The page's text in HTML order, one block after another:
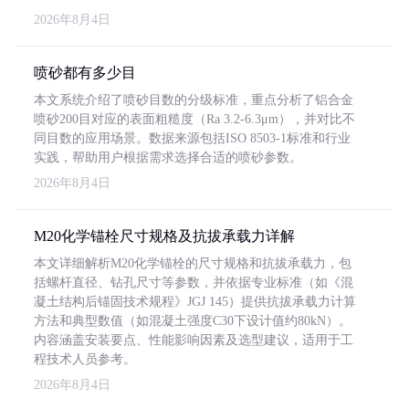
2026年8月4日
喷砂都有多少目
本文系统介绍了喷砂目数的分级标准，重点分析了铝合金
喷砂200目对应的表面粗糙度（Ra 3.2-6.3μm），并对比不
同目数的应用场景。数据来源包括ISO 8503-1标准和行业
实践，帮助用户根据需求选择合适的喷砂参数。
2026年8月4日
M20化学锚栓尺寸规格及抗拔承载力详解
本文详细解析M20化学锚栓的尺寸规格和抗拔承载力，包
括螺杆直径、钻孔尺寸等参数，并依据专业标准（如《混
凝土结构后锚固技术规程》JGJ 145）提供抗拔承载力计算
方法和典型数值（如混凝土强度C30下设计值约80kN）。
内容涵盖安装要点、性能影响因素及选型建议，适用于工
程技术人员参考。
2026年8月4日